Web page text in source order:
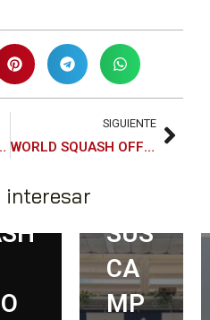
2024
SIGUIENTE
WORLD SQUASH OFFICIATING X RFES (-20% DESCUENTO)
interesar
CE
TAC
ADA
ACT
UAC
ITZ
EL
REG